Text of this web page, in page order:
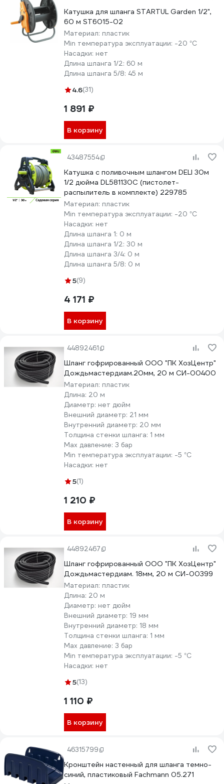
Катушка для шланга STARTUL Garden 1/2",
60 м ST6015-02
Материал: пластик
Min температура эксплуатации: -20 °С
Насадки: нет
Длина шланга 1/2: 60 м
Длина шланга 5/8: 45 м
4.6(31)
1 891 ₽
В корзину
43487554
Катушка с поливочным шлангом DELI 30м
1/2 дюйма DL581130C (пистолет-
распылитель в комплекте) 229785
Материал: пластик
Min температура эксплуатации: -20 °С
Насадки: нет
Длина шланга 1: 0 м
Длина шланга 1/2: 30 м
Длина шланга 3/4: 0 м
Длина шланга 5/8: 0 м
5(9)
4 171 ₽
В корзину
44892461
Шланг гофрированный ООО "ПК ХозЦентр"
Дождьмастердиам.20мм, 20 м СИ-00400
Материал: пластик
Длина: 20 м
Диаметр: нет дюйм
Внешний диаметр: 21 мм
Внутренний диаметр: 20 мм
Толщина стенки шланга: 1 мм
Max давление: 3 бар
Min температура эксплуатации: -5 °С
Насадки: нет
5(1)
1 210 ₽
В корзину
44892467
Шланг гофрированный ООО "ПК ХозЦентр"
Дождьмастердиам. 18мм, 20 м СИ-00399
Материал: пластик
Длина: 20 м
Диаметр: нет дюйм
Внешний диаметр: 19 мм
Внутренний диаметр: 18 мм
Толщина стенки шланга: 1 мм
Max давление: 3 бар
Min температура эксплуатации: -5 °С
Насадки: нет
5(13)
1 110 ₽
В корзину
46315799
Кронштейн настенный для шланга темно-
синий, пластиковый Fachmann 05.271